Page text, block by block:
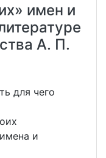
имен и
А. П.
для чего
и